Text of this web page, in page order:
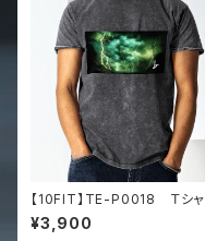
【10FIT】TE-P0018 Ｔシャ
ツ Denim T-Shirt
¥3,900